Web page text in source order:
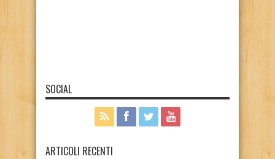
SOCIAL
ARTICOLI RECENTI